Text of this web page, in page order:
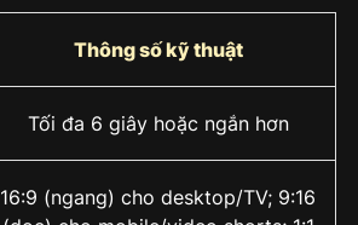
Thông số kỹ thuật
Tối đa 6 giây hoặc ngắn hơn
16:9 (ngang) cho desktop/TV; 9:16